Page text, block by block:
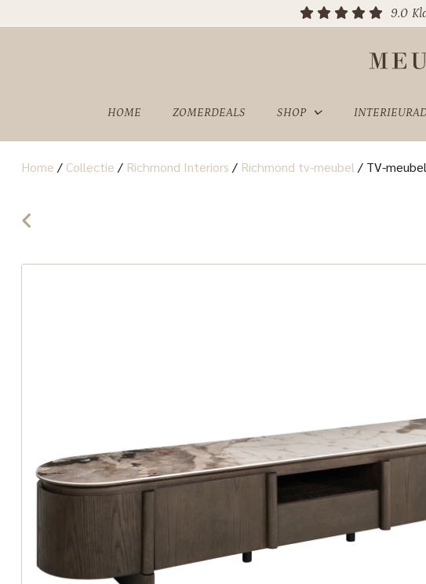
9.0
HOME ZOMERDEALS SHOP
SHOWROOM
Home / Collectie / Richmond Interiors / Richmond tv-meubel / TV-